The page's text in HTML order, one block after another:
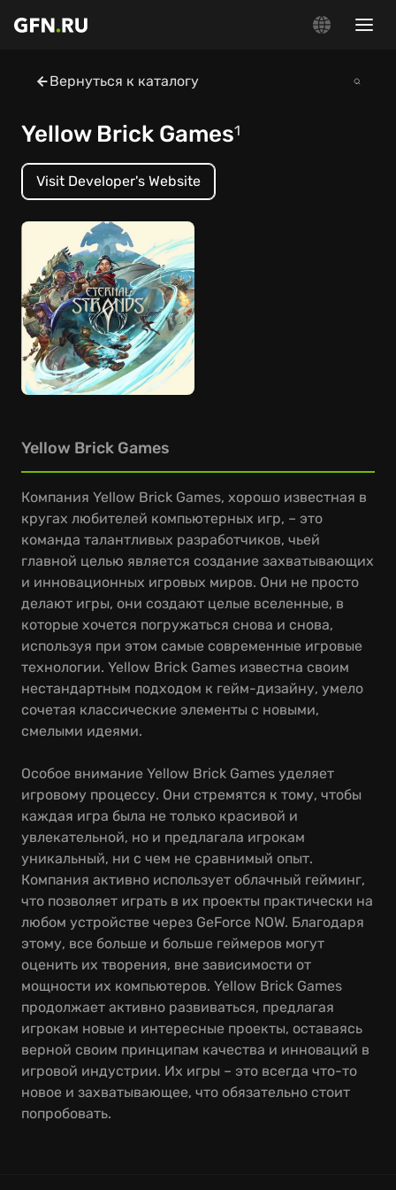
Вернуться к каталогу
Yellow Brick Games1
Visit Developer's Website
Yellow Brick Games
Компания Yellow Brick Games, хорошо известная в
кругах любителей компьютерных игр, – это
команда талантливых разработчиков, чьей
главной целью является создание захватывающих
и инновационных игровых миров. Они не просто
делают игры, они создают целые вселенные, в
которые хочется погружаться снова и снова,
используя при этом самые современные игровые
технологии. Yellow Brick Games известна своим
нестандартным подходом к гейм-дизайну, умело
сочетая классические элементы с новыми,
смелыми идеями.
Особое внимание Yellow Brick Games уделяет
игровому процессу. Они стремятся к тому, чтобы
каждая игра была не только красивой и
увлекательной, но и предлагала игрокам
уникальный, ни с чем не сравнимый опыт.
Компания активно использует облачный гейминг,
что позволяет играть в их проекты практически на
любом устройстве через GeForce NOW. Благодаря
этому, все больше и больше геймеров могут
оценить их творения, вне зависимости от
мощности их компьютеров. Yellow Brick Games
продолжает активно развиваться, предлагая
игрокам новые и интересные проекты, оставаясь
верной своим принципам качества и инноваций в
игровой индустрии. Их игры – это всегда что-то
новое и захватывающее, что обязательно стоит
попробовать.